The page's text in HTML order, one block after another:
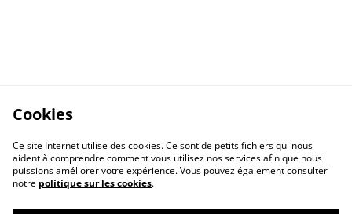
Cookies
Ce site Internet utilise des cookies. Ce sont de petits fichiers qui nous
aident à comprendre comment vous utilisez nos services afin que nous
puissions améliorer votre expérience. Vous pouvez également consulter
notre politique sur les cookies.